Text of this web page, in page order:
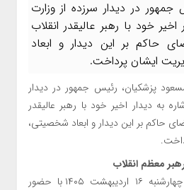
در دیدار سرزده از وزارت
خود با رهبر عالیقدر انقلاب
حاکم بر این دیدار و ابعاد
ایشان پرداخت.
پزشکیان، رئیس جمهور در دیدار
به دیدار اخیر خود با رهبر عالیقدر
حاکم بر این دیدار و ابعاد شخصیتی،
معظم انقلاب
مسعود پزشکیان شامگاه چهارشنبه ۱۶ اردیبهشت ۱۴۰۵ با حضور